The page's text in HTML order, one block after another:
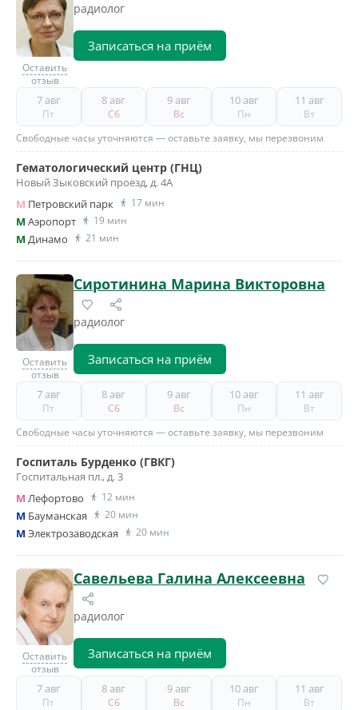
Оставить
отзыв
радиолог
Записаться на приём
7 авг
Пт
8 авг
Сб
9 авг
Вс
10 авг
Пн
11 авг
Вт
Свободные часы уточняются — оставьте заявку, мы перезвоним
Гематологический центр (ГНЦ)
Новый Зыковский проезд, д. 4А
M Петровский парк 17 мин
MАэропорт 19 мин
MДинамо 21 мин
Оставить
отзыв
Сиротинина Марина Викторовна
радиолог
Записаться на приём
7 авг
Пт
8 авг
Сб
9 авг
Вс
10 авг
Пн
11 авг
Вт
Свободные часы уточняются — оставьте заявку, мы перезвоним
Госпиталь Бурденко (ГВКГ)
Госпитальная пл., д. 3
M Лефортово 12 мин
M Бауманская 20 мин
MЭлектрозаводская 20 мин
Оставить
отзыв
Савельева Галина Алексеевна
радиолог
Записаться на приём
7 авг
Пт
8 авг
Сб
9 авг
Вс
10 авг
Пн
11 авг
Вт